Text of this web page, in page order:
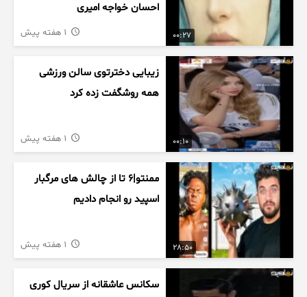
00:27
احسان خواجه امیری
00:10
زیبایی دخترتوی سالن ورزشی
همه روشگفت زده کرد
28:50
ممنتو|۶ تا از چالش های مرگبار
اسپید رو انجام دادیم
سکانس عاشقانه از سریال کوری